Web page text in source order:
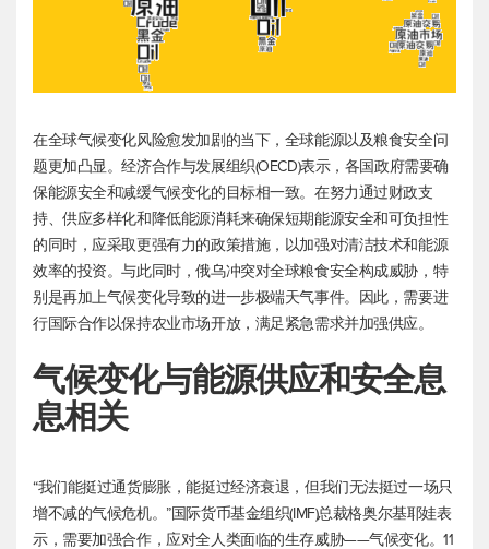
在全球气候变化风险愈发加剧的当下，全球能源以及粮食安全问
题更加凸显。经济合作与发展组织(OECD)表示，各国政府需要确
保能源安全和减缓气候变化的目标相一致。在努力通过财政支
持、供应多样化和降低能源消耗来确保短期能源安全和可负担性
的同时，应采取更强有力的政策措施，以加强对清洁技术和能源
效率的投资。与此同时，俄乌冲突对全球粮食安全构成威胁，特
别是再加上气候变化导致的进一步极端天气事件。因此，需要进
行国际合作以保持农业市场开放，满足紧急需求并加强供应。
气候变化与能源供应和安全息
息相关
“我们能挺过通货膨胀，能挺过经济衰退，但我们无法挺过一场只
增不减的气候危机。”国际货币基金组织(IMF)总裁格奥尔基耶娃表
示，需要加强合作，应对全人类面临的生存威胁——气候变化。11